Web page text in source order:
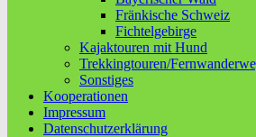
Fränkische Schweiz
Fichtelgebirge
Kajaktouren mit Hund
Trekkingtouren/
Sonstiges
Kooperationen
Impressum
Datenschutzerklärung